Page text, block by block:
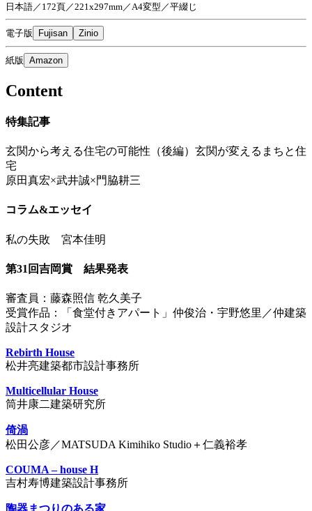
日本語／172頁／221x297mm／A4変型／平綴じ
電子版 Fujisan Zinio
紙版 Amazon
Content
特集記事
玄関から考える住宅の可能性（後編）玄関が変えるまちと住
宅
原田真宏×武井誠×門脇耕三
コラム&エッセイ
私の失敗 宮本佳明
第31回吉岡賞 結果発表
審査員：藤森照信 乾久美子
受賞作品：「食堂付きアパート」仲俊治・宇野悠里／仲建築
設計スタジオ
Rebirth House
松井亮建築都市設計事務所
Multicellular House
筒井康二建築研究所
倚渦
松田公彦／MATSUDA Kimihiko Studio＋仁義裕孝
COUMA – house H
吉村寿博建築設計事務所